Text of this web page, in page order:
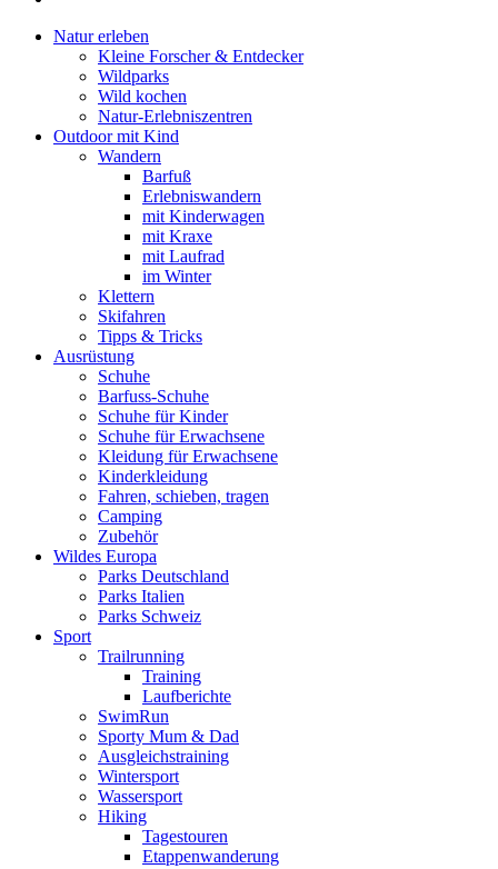
Natur erleben
Kleine Forscher & Entdecker
Wildparks
Wild kochen
Natur-Erlebniszentren
Outdoor mit Kind
Wandern
Barfuß
Erlebniswandern
mit Kinderwagen
mit Kraxe
mit Laufrad
im Winter
Klettern
Skifahren
Tipps & Tricks
Ausrüstung
Schuhe
Barfuss-Schuhe
Schuhe für Kinder
Schuhe für Erwachsene
Kleidung für Erwachsene
Kinderkleidung
Fahren, schieben, tragen
Camping
Zubehör
Wildes Europa
Parks Deutschland
Parks Italien
Parks Schweiz
Sport
Trailrunning
Training
Laufberichte
SwimRun
Sporty Mum & Dad
Ausgleichstraining
Wintersport
Wassersport
Hiking
Tagestouren
Etappenwanderung